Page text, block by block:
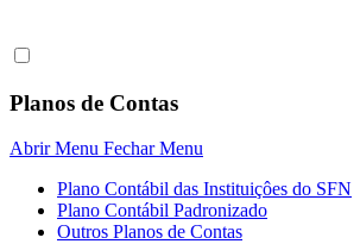
Planos de Contas
Abrir Menu Fechar Menu
Plano Contábil das Instituiçôes do SFN
Plano Contábil Padronizado
Outros Planos de Contas